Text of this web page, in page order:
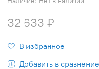
32 633 ₽
В избранное
Добавить в сравнение